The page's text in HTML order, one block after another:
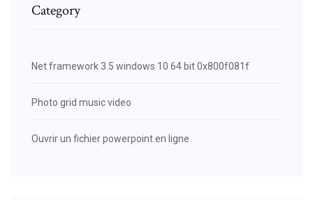
Category
Net framework 3.5 windows 10 64 bit 0x800f081f
Photo grid music video
Ouvrir un fichier powerpoint en ligne